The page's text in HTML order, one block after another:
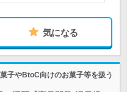
気になる
子やBtoC向けのお菓子等を扱う